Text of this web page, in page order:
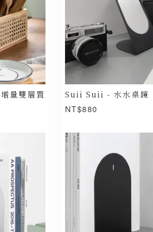
量雙層置
Suii Suii - 水水桌鏡
NT$880